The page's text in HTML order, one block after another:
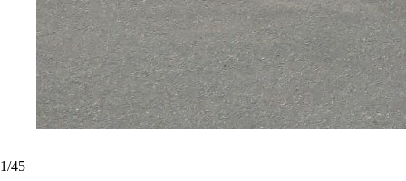
1/45